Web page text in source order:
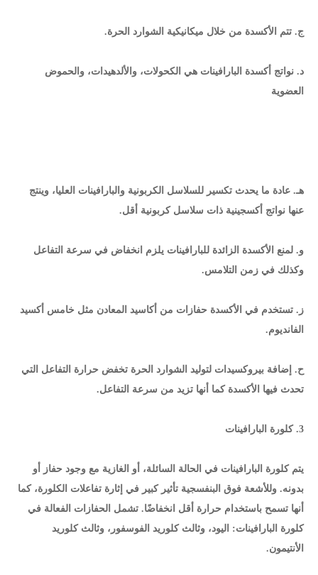
ج. تتم الأكسدة من خلال ميكانيكية الشوارد الحرة.
د. نواتج أكسدة البارافينات هي الكحولات، والألدهيدات، والحموض
العضوية
هـ. عادة ما يحدث تكسير للسلاسل الكربونية والبارافينات العليا، وينتج
عنها نواتج أكسجينية ذات سلاسل كربونية أقل.
و. لمنع الأكسدة الزائدة للبارافينات يلزم انخفاض في سرعة التفاعل
وكذلك في زمن التلامس.
ز. تستخدم في الأكسدة حفازات من أكاسيد المعادن مثل خامس أكسيد
الفانديوم.
ح. إضافة بيروكسيدات لتوليد الشوارد الحرة تخفض حرارة التفاعل التي
تحدث فيها الأكسدة كما أنها تزيد من سرعة التفاعل.
3. كلورة البارافينات
يتم كلورة البارافينات في الحالة السائلة، أو الغازية مع وجود حفاز أو
بدونه. وللأشعة فوق البنفسجية تأثير كبير في إثارة تفاعلات الكلورة، كما
أنها تسمح باستخدام حرارة أقل انخفاضًا. تشمل الحفازات الفعالة في
كلورة البارافينات: اليود، وثالث كلوريد الفوسفور، وثالث كلوريد
الأنتيمون.